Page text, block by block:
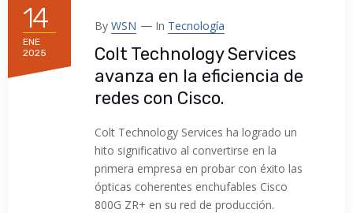
14
ENE
2025
By WSN In Tecnología
Colt Technology Services
avanza en la eficiencia de
redes con Cisco.
Colt Technology Services ha logrado un
hito significativo al convertirse en la
primera empresa en probar con éxito las
ópticas coherentes enchufables Cisco
800G ZR+ en su red de producción.